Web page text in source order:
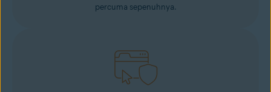
percuma sepenuhnya.